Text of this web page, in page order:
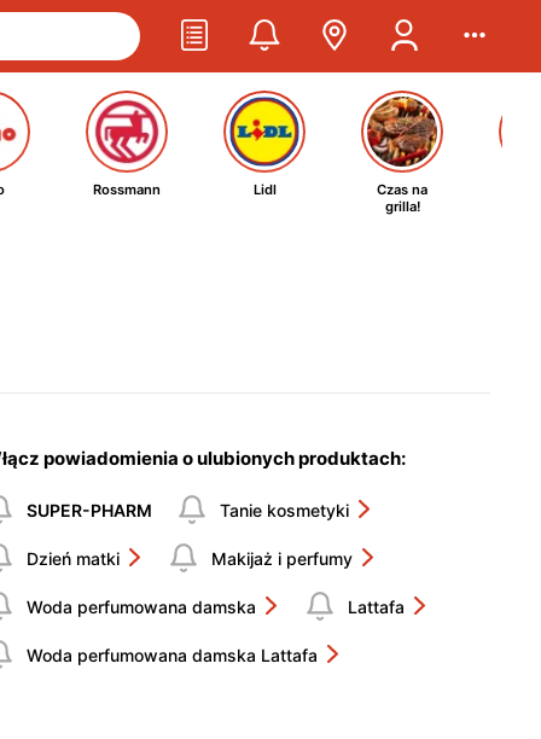
Rossmann Lidl
Czas na
grilla!
powiadomienia o ulubionych produktach:
SUPER-PHARM Tanie kosmetyki
Dzień matki Makijaż i perfumy
Woda perfumowana damska Lattafa
Woda perfumowana damska Lattafa